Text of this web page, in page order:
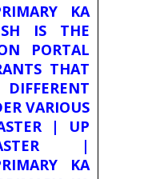
KA
IS THE
PORTAL
THAT
VARIOUS
| UP
|
KA